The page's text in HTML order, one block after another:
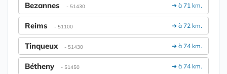
➔ à 71 km.
Bezannes - 51430
➔ à 72 km.
Reims - 51100
➔ à 74 km.
Tinqueux - 51430
➔ à 74 km.
Bétheny - 51450